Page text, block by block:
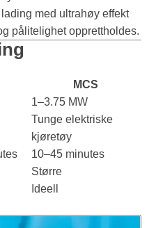
med ultrahøy effekt
pålitelighet opprettholdes.
MCS
1–3.75 MW
Tunge elektriske
kjøretøy
10–45 minutes
Større
Ideell